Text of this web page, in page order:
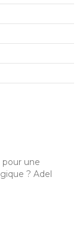
une
? Adel